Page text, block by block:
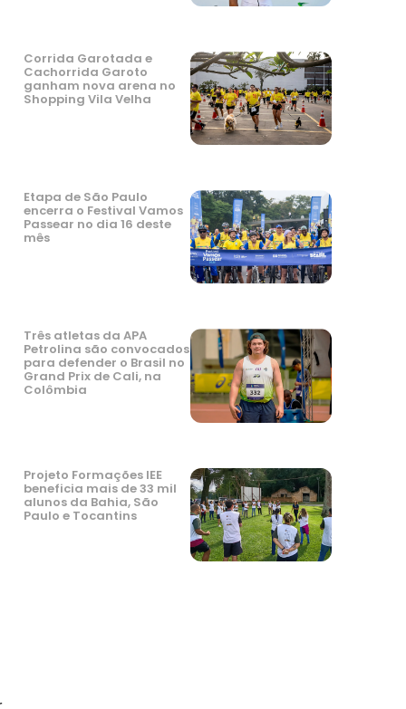
Corrida Garotada e
Cachorrida Garoto
ganham nova arena no
Shopping Vila Velha
Etapa de São Paulo
encerra o Festival Vamos
Passear no dia 16 deste
mês
Três atletas da APA
Petrolina são convocados
para defender o Brasil no
Grand Prix de Cali, na
Colômbia
Projeto Formações IEE
beneficia mais de 33 mil
alunos da Bahia, São
Paulo e Tocantins